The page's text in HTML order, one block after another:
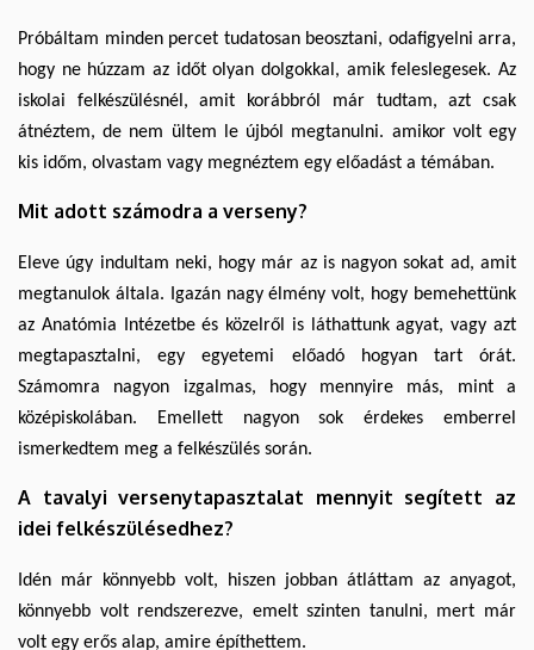
Próbáltam minden percet tudatosan beosztani, odafigyelni arra,
hogy ne húzzam az időt olyan dolgokkal, amik feleslegesek. Az
iskolai felkészülésnél, amit korábbról már tudtam, azt csak
átnéztem, de nem ültem le újból megtanulni. amikor volt egy
kis időm, olvastam vagy megnéztem egy előadást a témában.
Mit adott számodra a verseny?
Eleve úgy indultam neki, hogy már az is nagyon sokat ad, amit
megtanulok általa. Igazán nagy élmény volt, hogy bemehettünk
az Anatómia Intézetbe és közelről is láthattunk agyat, vagy azt
megtapasztalni, egy egyetemi előadó hogyan tart órát.
Számomra nagyon izgalmas, hogy mennyire más, mint a
középiskolában. Emellett nagyon sok érdekes emberrel
ismerkedtem meg a felkészülés során.
A tavalyi versenytapasztalat mennyit segített az
idei felkészülésedhez?
Idén már könnyebb volt, hiszen jobban átláttam az anyagot,
könnyebb volt rendszerezve, emelt szinten tanulni, mert már
volt egy erős alap, amire építhettem.